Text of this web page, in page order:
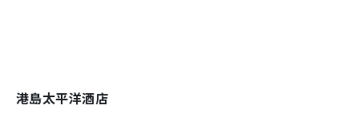
港島太平洋酒店